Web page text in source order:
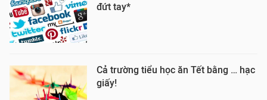
đứt tay*
Cả trường tiểu học ăn Tết bằng … hạc
giấy!